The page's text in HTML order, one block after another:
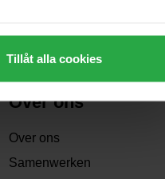
Tillåt alla cookies
Over ons
Over ons
Samenwerken